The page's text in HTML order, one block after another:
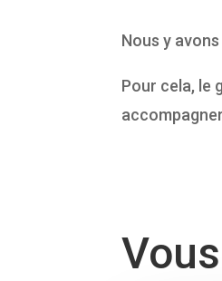
Nous y
Pour cela, le